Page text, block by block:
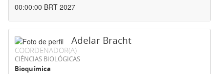
00:00:00 BRT 2027
Adelar Bracht
COORDENADOR(A)
CIÊNCIAS BIOLÓGICAS
Bioquímica